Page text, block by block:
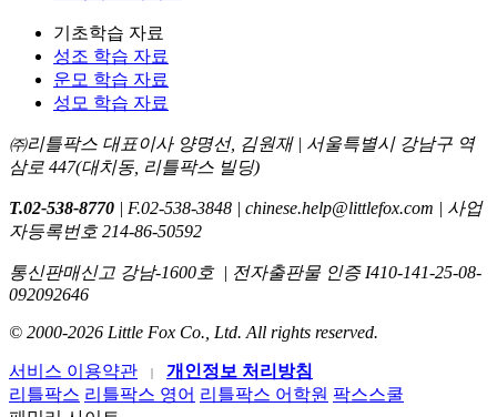
기초학습 자료
성조 학습 자료
운모 학습 자료
성모 학습 자료
㈜리틀팍스 대표이사 양명선, 김원재 | 서울특별시 강남구 역
삼로 447(대치동, 리틀팍스 빌딩)
T.02-538-8770 | F.02-538-3848 | chinese.help@littlefox.com | 사업
자등록번호 214-86-50592
통신판매신고 강남-1600호 | 전자출판물 인증 I410-141-25-08-
092092646
© 2000-2026 Little Fox Co., Ltd. All rights reserved.
서비스 이용약관
개인정보 처리방침
리틀팍스 리틀팍스 영어 리틀팍스 어학원 팍스스쿨